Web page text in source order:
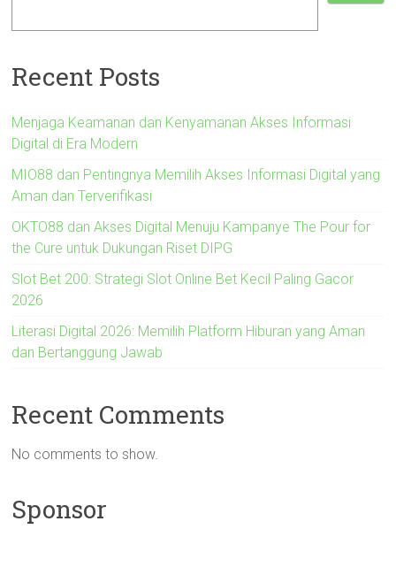
Recent Posts
Menjaga Keamanan dan Kenyamanan Akses Informasi
Digital di Era Modern
MIO88 dan Pentingnya Memilih Akses Informasi Digital yang
Aman dan Terverifikasi
OKTO88 dan Akses Digital Menuju Kampanye The Pour for
the Cure untuk Dukungan Riset DIPG
Slot Bet 200: Strategi Slot Online Bet Kecil Paling Gacor
2026
Literasi Digital 2026: Memilih Platform Hiburan yang Aman
dan Bertanggung Jawab
Recent Comments
No comments to show.
Sponsor